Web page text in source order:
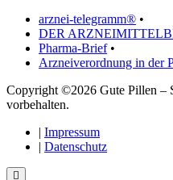
arznei-telegramm® •
DER
Pharma-Brief•
Arzneiverordnung in der
Copyright ©2026 Gute Pillen –
vorbehalten.
| Impressum
| Datenschutz